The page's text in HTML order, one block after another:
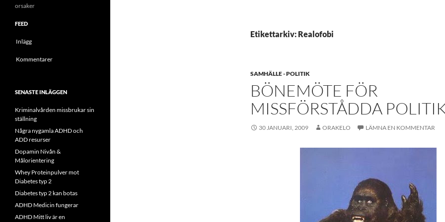
Etikettarkiv: Realofobi
SAMHÄLLE - POLITIK
BÖNEMÖTE FÖR
MISSFÖRSTÅDDA
30 JANUARI, 2009 ORAKELO LÄMNA EN KOMMENTAR
orsaker
FEED
Inlägg
Kommentarer
SENASTE INLÄGGEN
Kriminalvården missbrukar sin
ställning
Några nygamla ADHD och
ADD resurser
Dopamin Nivån &
Målorientering
Whey Proteinpulver mot
Diabetes typ 2
Diabetes typ 2 kan botas
ADHD Medicin fungerar
ADHD Mitt liv är en